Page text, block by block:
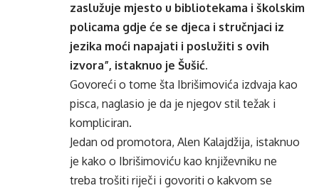
zaslužuje mjesto u bibliotekama i školskim
policama gdje će se djeca i stručnjaci iz
jezika moći napajati i poslužiti s ovih
izvora”, istaknuo je Šušić.
Govoreći o tome šta Ibrišimovića izdvaja kao
pisca, naglasio je da je njegov stil težak i
kompliciran.
Jedan od promotora, Alen Kalajdžija, istaknuo
je kako o Ibrišimoviću kao književniku ne
treba trošiti riječi i govoriti o kakvom se